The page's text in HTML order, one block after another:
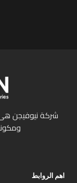
شركة نيوفيجن
اهم الروابط